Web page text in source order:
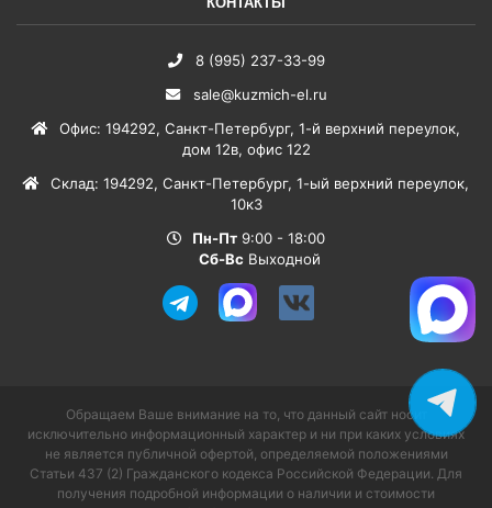
8 (995) 237-33-99
sale@kuzmich-el.ru
Офис: 194292, Санкт-Петербург, 1-й верхний переулок,
дом 12в, офис 122
Склад: 194292, Санкт-Петербург, 1-ый верхний переулок,
10к3
Пн-Пт 9:00 - 18:00
Сб-Вс Выходной
Обращаем Ваше внимание на то, что данный сайт носит
исключительно информационный характер и ни при каких условиях
не является публичной офертой, определяемой положениями
Статьи 437 (2) Гражданского кодекса Российской Федерации. Для
получения подробной информации о наличии и стоимости